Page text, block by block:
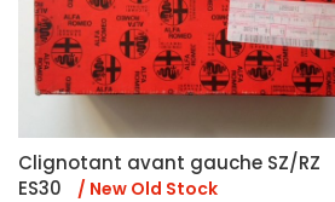
Clignotant avant gauche SZ/RZ
ES30
/ New Old Stock